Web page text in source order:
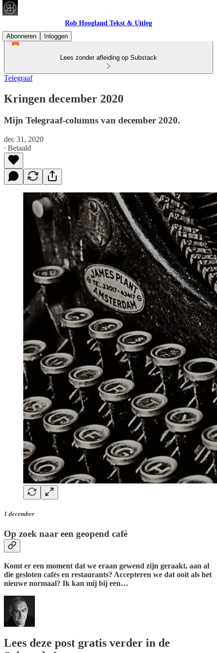
Rob Hoogland Tekst & Uitleg
Abonneren
Inloggen
Lees zonder afleiding op Substack
Telegraaf
Kringen december 2020
Mijn Telegraaf-columns van december 2020.
dec 31, 2020
∙ Betaald
1 december
Op zoek naar een geopend café
Komt er een moment dat we eraan gewend zijn geraakt, aan al
die gesloten cafés en restaurants? Accepteren we dat ooit als het
nieuwe normaal? Ik kan mij bij een…
Lees deze post gratis verder in de